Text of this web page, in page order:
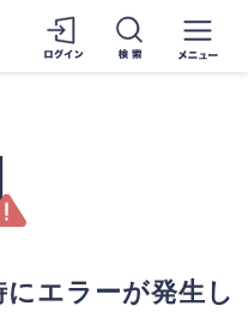
エラーが発生し